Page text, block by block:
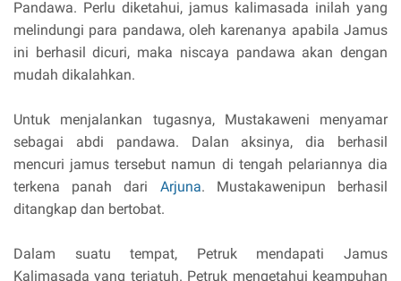
Pandawa. Perlu diketahui, jamus kalimasada inilah yang
melindungi para pandawa, oleh karenanya apabila Jamus
ini berhasil dicuri, maka niscaya pandawa akan dengan
mudah dikalahkan.
Untuk menjalankan tugasnya, Mustakaweni menyamar
sebagai abdi pandawa. Dalan aksinya, dia berhasil
mencuri jamus tersebut namun di tengah pelariannya dia
terkena panah dari Arjuna. Mustakawenipun berhasil
ditangkap dan bertobat.
Dalam suatu tempat, Petruk mendapati Jamus
Kalimasada yang terjatuh. Petruk mengetahui keampuhan